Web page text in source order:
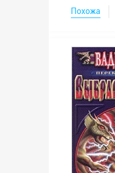
Похожа